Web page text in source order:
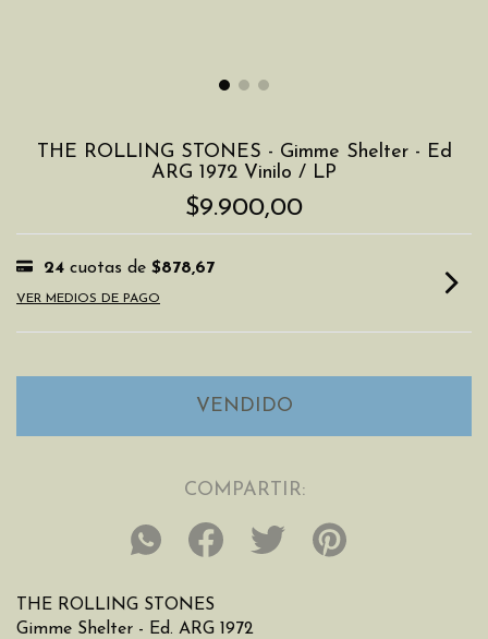
THE ROLLING STONES - Gimme Shelter - Ed
ARG 1972 Vinilo / LP
$9.900,00
24 cuotas de $878,67
VER MEDIOS DE PAGO
COMPARTIR:
THE ROLLING STONES
Gimme Shelter - Ed. ARG 1972